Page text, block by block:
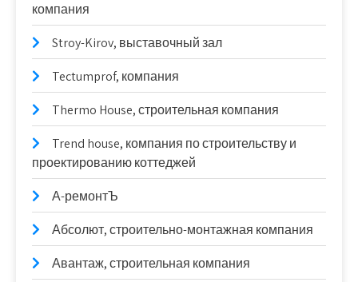
компания
Stroy-Kirov, выставочный зал
Tectumprof, компания
Thermo House, строительная компания
Trend house, компания по строительству и
проектированию коттеджей
А-ремонтЪ
Абсолют, строительно-монтажная компания
Авантаж, строительная компания